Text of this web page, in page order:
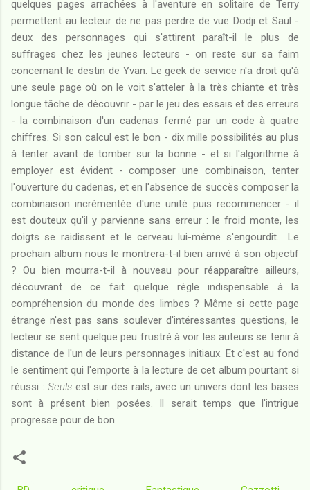
quelques pages arrachées à l'aventure en solitaire de Terry
permettent au lecteur de ne pas perdre de vue Dodji et Saul -
deux des personnages qui s'attirent paraît-il le plus de
suffrages chez les jeunes lecteurs - on reste sur sa faim
concernant le destin de Yvan. Le geek de service n'a droit qu'à
une seule page où on le voit s'atteler à la très chiante et très
longue tâche de découvrir - par le jeu des essais et des erreurs
- la combinaison d'un cadenas fermé par un code à quatre
chiffres. Si son calcul est le bon - dix mille possibilités au plus
à tenter avant de tomber sur la bonne - et si l'algorithme à
employer est évident - composer une combinaison, tenter
l'ouverture du cadenas, et en l'absence de succès composer la
combinaison incrémentée d'une unité puis recommencer - il
est douteux qu'il y parvienne sans erreur : le froid monte, les
doigts se raidissent et le cerveau lui-même s'engourdit... Le
prochain album nous le montrera-t-il bien arrivé à son objectif
? Ou bien mourra-t-il à nouveau pour réapparaître ailleurs,
découvrant de ce fait quelque règle indispensable à la
compréhension du monde des limbes ? Même si cette page
étrange n'est pas sans soulever d'intéressantes questions, le
lecteur se sent quelque peu frustré à voir les auteurs se tenir à
distance de l'un de leurs personnages initiaux. Et c'est au fond
le sentiment qui l'emporte à la lecture de cet album pourtant si
réussi : Seulsest sur des rails, avec un univers dont les bases
sont à présent bien posées. Il serait temps que l'intrigue
progresse pour de bon.